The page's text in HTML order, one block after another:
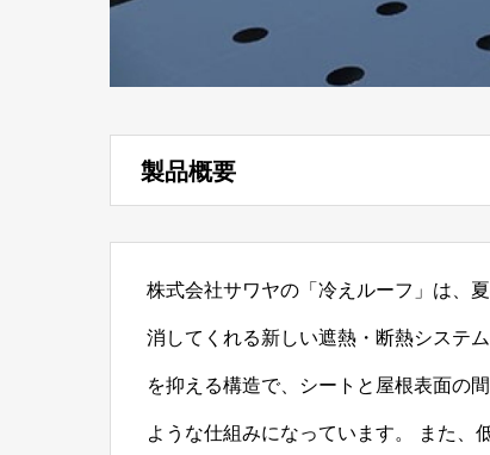
製品概要
株式会社サワヤの「冷えルーフ」は、
消してくれる新しい遮熱・断熱システ
を抑える構造で、シートと屋根表面の
ような仕組みになっています。 また、